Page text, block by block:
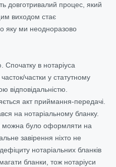
довготривалий процес, який
виходом стає
яку ми неодноразово
в нотаріуса
частки у статутному
відповідальністю.
акт приймання-передачі.
на нотаріальному бланку.
можна було оформляти на
завірення ніхто не
нотаріальних бланків
бланки, тож нотаріуси